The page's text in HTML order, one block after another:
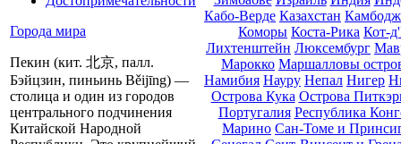
Города мира
Пекин (кит. 北京, палл.
Бэйцзин, пиньинь Běijīng) —
столица и один из городов
центрального подчинения
Китайской Народной
Кабо-Верде Казахстан
Коморы Коста-Рика Кот-
Лихтенштейн Люксембург
Марокко Маршалловы
Намибия Науру Непал Нигер
Острова Кука Острова
Португалия Республика
Марино Сан-Томе и